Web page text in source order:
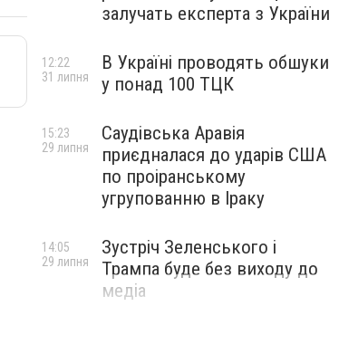
залучать експерта з України
В Україні проводять обшуки
у понад 100 ТЦК
12:22
31 липня
Саудівська Аравія
приєдналася до ударів США
по проіранському
угрупованню в Іраку
15:23
29 липня
Зустріч Зеленського і
Трампа буде без виходу до
медіа
14:05
29 липня